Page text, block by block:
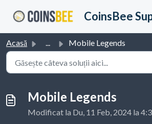
CoinsBee
Acasă ... Mobile Legends
Mobile Legends
Modificat la Du, 11 Feb, 2024 la